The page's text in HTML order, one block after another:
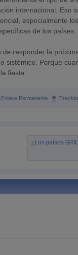
internacional. Eso
especialmente
de los países.
responder la
sistémico. Porque
fiesta.
Enlace Permanente
¿Los países